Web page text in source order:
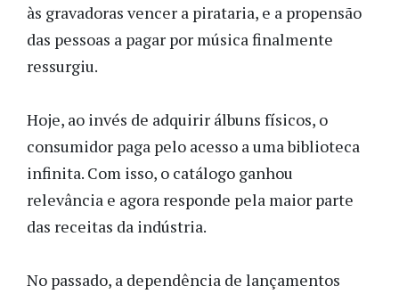
às gravadoras vencer a pirataria, e a propensão
das pessoas a pagar por música finalmente
ressurgiu.
Hoje, ao invés de adquirir álbuns físicos, o
consumidor paga pelo acesso a uma biblioteca
infinita. Com isso, o catálogo ganhou
relevância e agora responde pela maior parte
das receitas da indústria.
No passado, a dependência de lançamentos